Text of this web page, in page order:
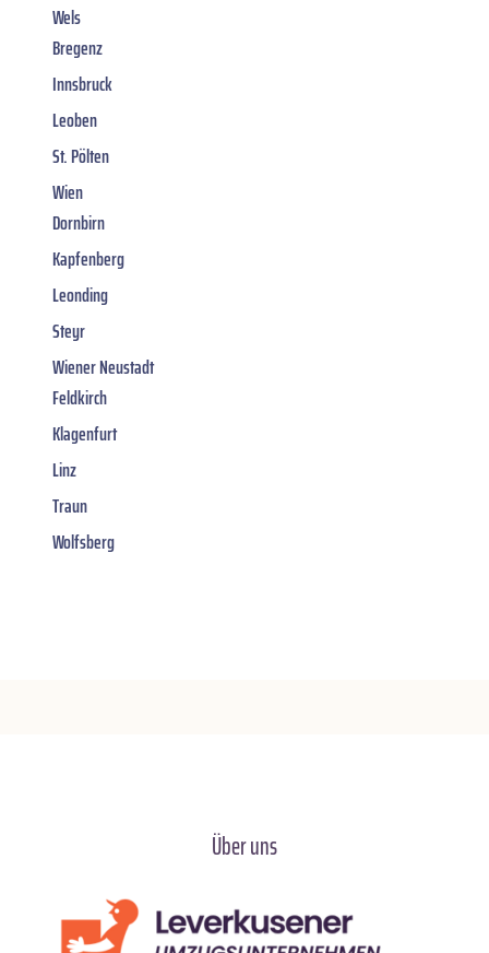
Wels
Bregenz
Innsbruck
Leoben
St. Pölten
Wien
Dornbirn
Kapfenberg
Leonding
Steyr
Wiener Neustadt
Feldkirch
Klagenfurt
Linz
Traun
Wolfsberg
Über uns